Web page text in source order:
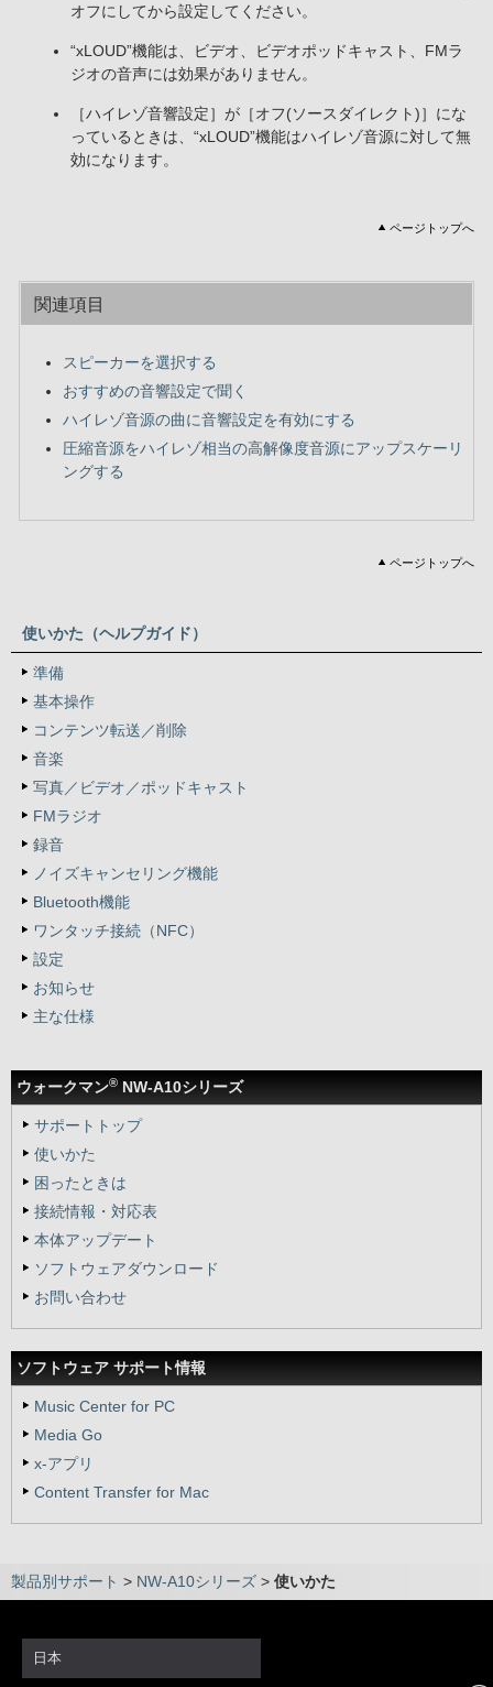
使いかた（ヘルプガイド）
準備
基本操作
コンテンツ転送／削除
音楽
写真／ビデオ／ポッドキャスト
FMラジオ
録音
ノイズキャンセリング機能
Bluetooth機能
ワンタッチ接続（NFC）
設定
お知らせ
主な仕様
ウォークマン® NW-A10シリーズ
サポートトップ
使いかた
困ったときは
接続情報・対応表
本体アップデート
ソフトウェアダウンロード
お問い合わせ
ソフトウェア サポート情報
Music Center for PC
Media Go
x-アプリ
Content Transfer for Mac
オフにしてから設定してください。
“xLOUD”機能は、ビデオ、ビデオポッドキャスト、FMラ
ジオの音声には効果がありません。
［ハイレゾ音響設定］が［オフ(ソースダイレクト)］にな
っているときは、“xLOUD”機能はハイレゾ音源に対して無
効になります。
ページトップへ
関連項目
スピーカーを選択する
おすすめの音響設定で聞く
ハイレゾ音源の曲に音響設定を有効にする
圧縮音源をハイレゾ相当の高解像度音源にアップスケーリ
ングする
ページトップへ
製品別サポート > NW-A10シリーズ > 使いかた
日本